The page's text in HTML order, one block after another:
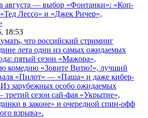
августа — выбор «Фонтанки»: «Коп-
Лессо» и «Джек Ричер»,
18:53
что российский стриминг
лета одни из самых ожидаемых
пятый сезон «Мажора»,
комедию «Зовите Витю!», лучший
«Пилот» — «Паша» и даже кибер-
зарубежных особо ожидаемых
третий сезон сай-фая «Укрытие»,
в законе» и очередной спин-офф
взрыва».